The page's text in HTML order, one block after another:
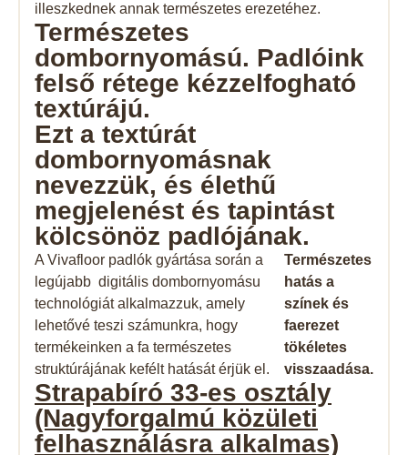
illeszkednek annak természetes erezetéhez.
Természetes
dombornyomású. Padlóink ​​
felső rétege kézzelfogható
textúrájú.
Ezt a textúrát
dombornyomásnak
nevezzük, és élethű
megjelenést és tapintást
kölcsönöz padlójának.
A Vivafloor padlók gyártása során a
legújabb digitális dombornyomásu
technológiát alkalmazzuk, amely
lehetővé teszi számunkra, hogy
termékeinken a fa természetes
struktúrájának kefélt hatását érjük el.
Természetes
hatás a
színek és
faerezet
tökéletes
visszaadása.
Strapabíró 33-es osztály
(Nagyforgalmú közületi
felhasználásra alkalmas)